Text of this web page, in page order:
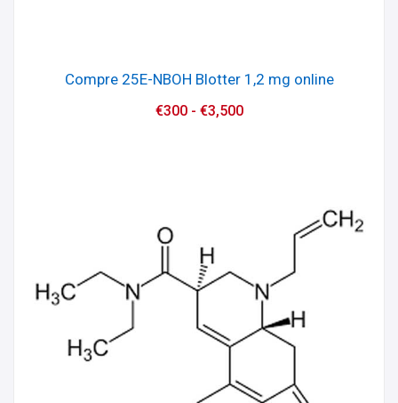
Compre 25E-NBOH Blotter 1,2 mg online
€300- €3,500